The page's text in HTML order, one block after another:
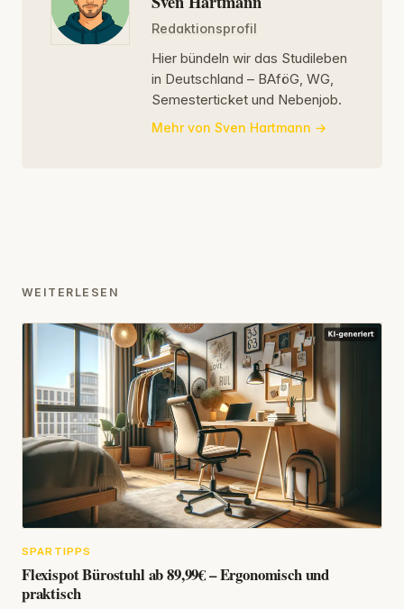
Redaktionsprofil
Hier bündeln wir das Studileben
in Deutschland – BAföG, WG,
Semesterticket und Nebenjob.
Mehr von Sven Hartmann
WEITERLESEN
SPARTIPPS
Flexispot Bürostuhl ab 89,99€ – Ergonomisch und
praktisch